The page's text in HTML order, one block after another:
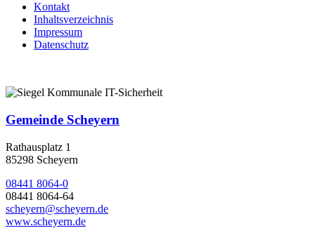
Kontakt
Inhaltsverzeichnis
Impressum
Datenschutz
Gemeinde Scheyern
Rathausplatz 1
85298 Scheyern
08441 8064-0
08441 8064-64
scheyern@scheyern.de
www.scheyern.de